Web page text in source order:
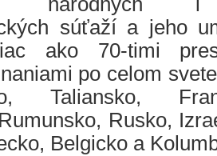
súťaží a jeho
ako 70-timi
po celom
Taliansko,
Rusko,
Belgicko a